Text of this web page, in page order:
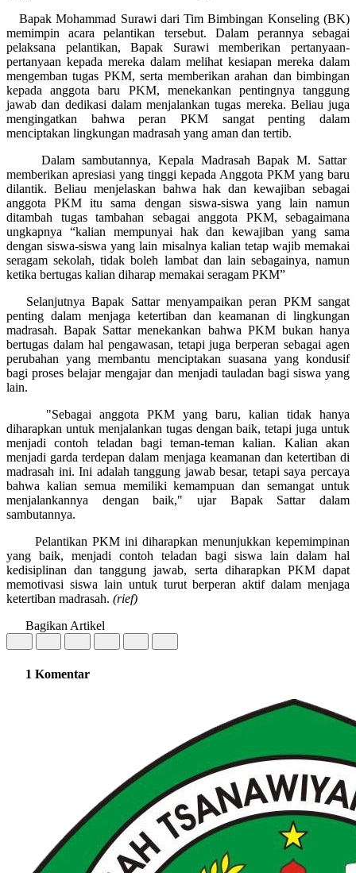
Bapak Mohammad Surawi dari Tim Bimbingan Konseling (BK)
memimpin acara pelantikan tersebut. Dalam perannya sebagai
pelaksana pelantikan, Bapak Surawi memberikan pertanyaan-
pertanyaan kepada mereka dalam melihat kesiapan mereka dalam
mengemban tugas PKM, serta memberikan arahan dan bimbingan
kepada anggota baru PKM, menekankan pentingnya tanggung
jawab dan dedikasi dalam menjalankan tugas mereka. Beliau juga
mengingatkan bahwa peran PKM sangat penting dalam
menciptakan lingkungan madrasah yang aman dan tertib.
Dalam sambutannya, Kepala Madrasah Bapak M. Sattar
memberikan apresiasi yang tinggi kepada Anggota PKM yang baru
dilantik. Beliau menjelaskan bahwa hak dan kewajiban sebagai
anggota PKM itu sama dengan siswa-siswa yang lain namun
ditambah tugas tambahan sebagai anggota PKM, sebagaimana
ungkapnya “kalian mempunyai hak dan kewajiban yang sama
dengan siswa-siswa yang lain misalnya kalian tetap wajib memakai
seragam sekolah, tidak boleh lambat dan lain sebagainya, namun
ketika bertugas kalian diharap memakai seragam PKM”
Selanjutnya Bapak Sattar menyampaikan peran PKM sangat
penting dalam menjaga ketertiban dan keamanan di lingkungan
madrasah. Bapak Sattar menekankan bahwa PKM bukan hanya
bertugas dalam hal pengawasan, tetapi juga berperan sebagai agen
perubahan yang membantu menciptakan suasana yang kondusif
bagi proses belajar mengajar dan menjadi tauladan bagi siswa yang
lain.
"Sebagai anggota PKM yang baru, kalian tidak hanya
diharapkan untuk menjalankan tugas dengan baik, tetapi juga untuk
menjadi contoh teladan bagi teman-teman kalian. Kalian akan
menjadi garda terdepan dalam menjaga keamanan dan ketertiban di
madrasah ini. Ini adalah tanggung jawab besar, tetapi saya percaya
bahwa kalian semua memiliki kemampuan dan semangat untuk
menjalankannya dengan baik," ujar Bapak Sattar dalam
sambutannya.
Pelantikan PKM ini diharapkan menunjukkan kepemimpinan
yang baik, menjadi contoh teladan bagi siswa lain dalam hal
kedisiplinan dan tanggung jawab, serta diharapkan PKM dapat
memotivasi siswa lain untuk turut berperan aktif dalam menjaga
ketertiban madrasah. (rief)
Bagikan Artikel
1 Komentar